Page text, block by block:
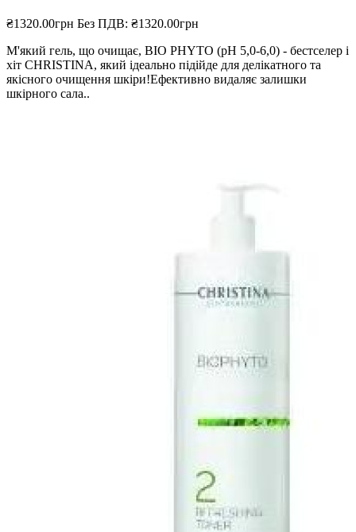
₴1320.00грн Без ПДВ: ₴1320.00грн
М'який гель, що очищає, BIO PHYTO (pH 5,0-6,0) - бестселер і
хіт CHRISTINA, який ідеально підійде для делікатного та
якісного очищення шкіри!Ефективно видаляє залишки
шкірного сала..